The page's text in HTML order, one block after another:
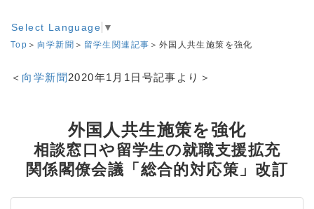
Select Language ▼
Top ＞ 向学新聞 ＞ 留学生関連記事 ＞外国人共生施策を強化
＜ 向学新聞2020年1月1日号記事より＞
外国人共生施策を強化
相談窓口や留学生の就職支援拡充
関係閣僚会議「総合的対応策」改訂